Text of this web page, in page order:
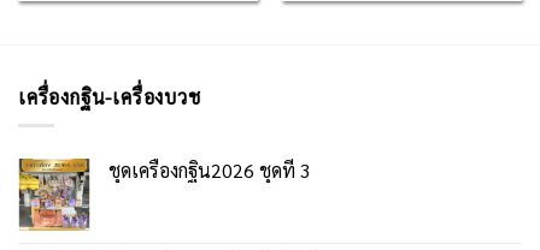
เครื่องกฐิน-เครื่องบวช
ชุดเครื่องกฐิน2026 ชุดที่ 3